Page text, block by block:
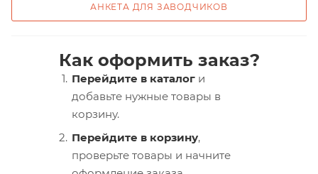
АНКЕТА ДЛЯ ЗАВОДЧИКОВ
Как оформить заказ?
Перейдите в каталог и
добавьте нужные товары в
корзину.
Перейдите в корзину,
проверьте товары и начните